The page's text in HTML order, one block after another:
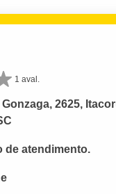
1 aval.
2625,
de atendimento.